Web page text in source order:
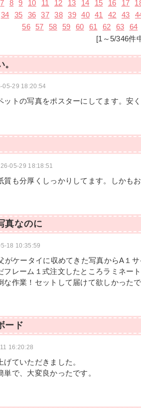
7 8 9 10 11 12 13 14 15 16 17
34 35 36 37 38 39 40 41 42 43
56
57 58 59 60 61 62 63 64
[1～5/346件
05-29 18:20:54
ットの写真をポスターにしてます。安
05-29 18:18:51
質も分厚くしっかりしてます。しかも
真なのに
18 10:35:59
がケータイに収めてきた写真からA１
フレーム１式注文したところラミネー
な作業！セットして届けて欲しかったで
ード
16:20:28
ていただきました。
単で、大変良かったです。